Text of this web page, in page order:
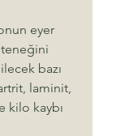
eyer
bazı
laminit,
kilo kaybı